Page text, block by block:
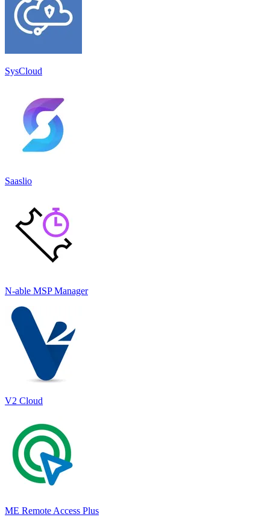
SysCloud
Saaslio
N-able MSP Manager
V2 Cloud
ME Remote Access Plus